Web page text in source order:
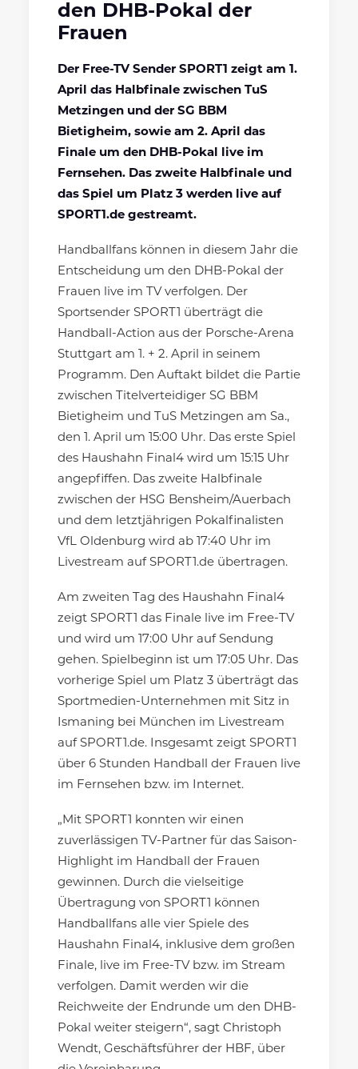
den DHB-Pokal der
Frauen
Der Free-TV Sender SPORT1 zeigt am 1.
April das Halbfinale zwischen TuS
Metzingen und der SG BBM
Bietigheim, sowie am 2. April das
Finale um den DHB-Pokal live im
Fernsehen. Das zweite Halbfinale und
das Spiel um Platz 3 werden live auf
SPORT1.de gestreamt.
Handballfans können in diesem Jahr die
Entscheidung um den DHB-Pokal der
Frauen live im TV verfolgen. Der
Sportsender SPORT1 überträgt die
Handball-Action aus der Porsche-Arena
Stuttgart am 1. + 2. April in seinem
Programm. Den Auftakt bildet die Partie
zwischen Titelverteidiger SG BBM
Bietigheim und TuS Metzingen am Sa.,
den 1. April um 15:00 Uhr. Das erste Spiel
des Haushahn Final4 wird um 15:15 Uhr
angepfiffen. Das zweite Halbfinale
zwischen der HSG Bensheim/Auerbach
und dem letztjährigen Pokalfinalisten
VfL Oldenburg wird ab 17:40 Uhr im
Livestream auf SPORT1.de übertragen.
Am zweiten Tag des Haushahn Final4
zeigt SPORT1 das Finale live im Free-TV
und wird um 17:00 Uhr auf Sendung
gehen. Spielbeginn ist um 17:05 Uhr. Das
vorherige Spiel um Platz 3 überträgt das
Sportmedien-Unternehmen mit Sitz in
Ismaning bei München im Livestream
auf SPORT1.de. Insgesamt zeigt SPORT1
über 6 Stunden Handball der Frauen live
im Fernsehen bzw. im Internet.
„Mit SPORT1 konnten wir einen
zuverlässigen TV-Partner für das Saison-
Highlight im Handball der Frauen
gewinnen. Durch die vielseitige
Übertragung von SPORT1 können
Handballfans alle vier Spiele des
Haushahn Final4, inklusive dem großen
Finale, live im Free-TV bzw. im Stream
verfolgen. Damit werden wir die
Reichweite der Endrunde um den DHB-
Pokal weiter steigern“, sagt Christoph
Wendt, Geschäftsführer der HBF, über